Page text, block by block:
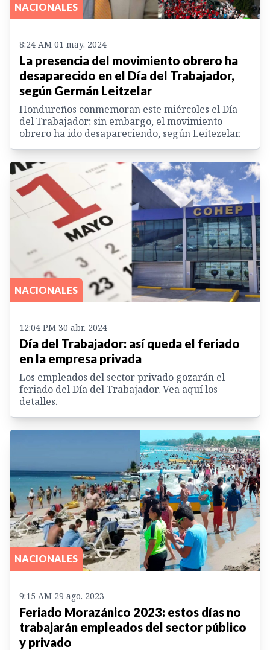
NACIONALES
8:24 AM 01 may. 2024
La presencia del movimiento obrero ha
desaparecido en el Día del Trabajador,
según Germán Leitzelar
Hondureños conmemoran este miércoles el Día
del Trabajador; sin embargo, el movimiento
obrero ha ido desapareciendo, según Leitezelar.
NACIONALES
12:04 PM 30 abr. 2024
Día del Trabajador: así queda el feriado
en la empresa privada
Los empleados del sector privado gozarán el
feriado del Día del Trabajador. Vea aquí los
detalles.
NACIONALES
9:15 AM 29 ago. 2023
Feriado Morazánico 2023: estos días no
trabajarán empleados del sector público
y privado